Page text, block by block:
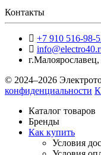
Контакты
+7 910 516-98-
г.Малоярославец,
© 2024–2026
конфиденциальности
Каталог товаров
Бренды
Как купить
Условия